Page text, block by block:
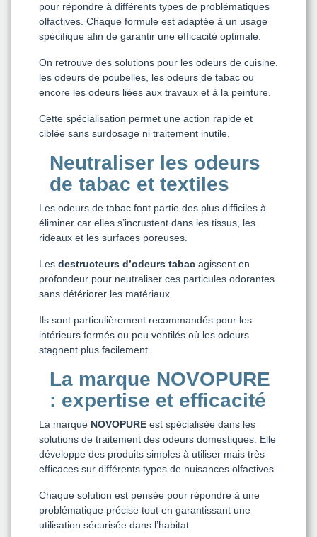
pour répondre à différents types de problématiques
olfactives. Chaque formule est adaptée à un usage
spécifique afin de garantir une efficacité optimale.
On retrouve des solutions pour les odeurs de cuisine,
les odeurs de poubelles, les odeurs de tabac ou
encore les odeurs liées aux travaux et à la peinture.
Cette spécialisation permet une action rapide et
ciblée sans surdosage ni traitement inutile.
Neutraliser les odeurs
de tabac et textiles
Les odeurs de tabac font partie des plus difficiles à
éliminer car elles s’incrustent dans les tissus, les
rideaux et les surfaces poreuses.
Les destructeurs d’odeurs tabac agissent en
profondeur pour neutraliser ces particules odorantes
sans détériorer les matériaux.
Ils sont particulièrement recommandés pour les
intérieurs fermés ou peu ventilés où les odeurs
stagnent plus facilement.
La marque NOVOPURE
: expertise et efficacité
La marque NOVOPURE est spécialisée dans les
solutions de traitement des odeurs domestiques. Elle
développe des produits simples à utiliser mais très
efficaces sur différents types de nuisances olfactives.
Chaque solution est pensée pour répondre à une
problématique précise tout en garantissant une
utilisation sécurisée dans l’habitat.